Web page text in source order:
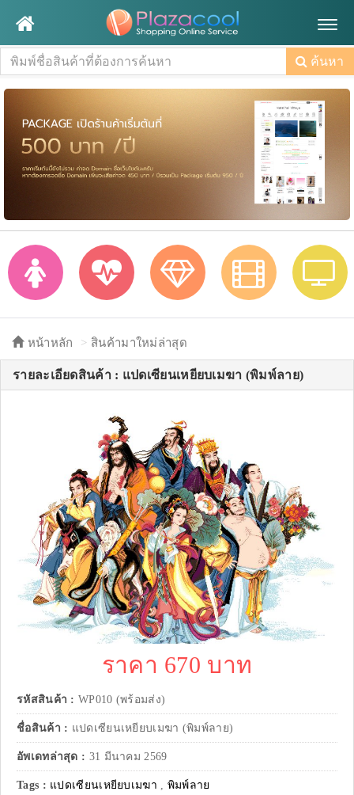
ค้นหา
หน้าหลัก สินค้ามาใหม่ล่าสุด
รายละเอียดสินค้า : แปดเซียนเหยียบเมฆา (พิมพ์ลาย)
ราคา 670 บาท
รหัสสินค้า : WP010 (พร้อมส่ง)
ชื่อสินค้า : แปดเซียนเหยียบเมฆา (พิมพ์ลาย)
อัพเดทล่าสุด : 31 มีนาคม 2569
Tags : แปดเซียนเหยียบเมฆา , พิมพ์ลาย